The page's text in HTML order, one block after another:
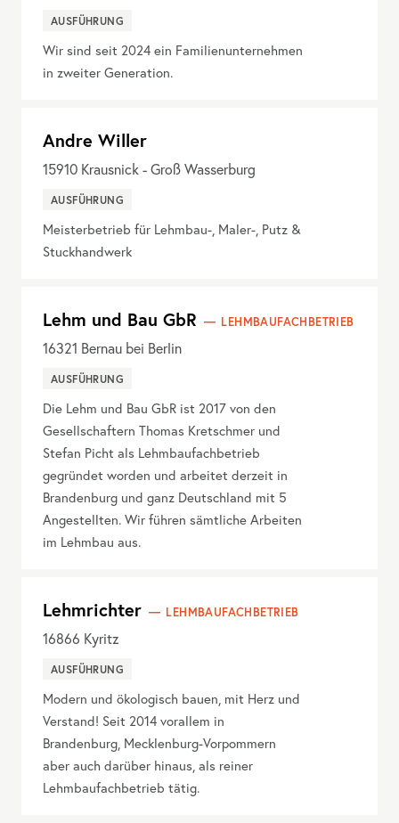
AUSFÜHRUNG
Wir sind seit 2024 ein Familienunternehmen
in zweiter Generation.
Andre Willer
15910 Krausnick - Groß Wasserburg
AUSFÜHRUNG
Meisterbetrieb für Lehmbau-, Maler-, Putz &
Stuckhandwerk
Lehm und Bau GbR LEHMBAUFACHBETRIEB
16321 Bernau bei Berlin
AUSFÜHRUNG
Die Lehm und Bau GbR ist 2017 von den
Gesellschaftern Thomas Kretschmer und
Stefan Picht als Lehmbaufachbetrieb
gegründet worden und arbeitet derzeit in
Brandenburg und ganz Deutschland mit 5
Angestellten. Wir führen sämtliche Arbeiten
im Lehmbau aus.
Lehmrichter LEHMBAUFACHBETRIEB
16866 Kyritz
AUSFÜHRUNG
Modern und ökologisch bauen, mit Herz und
Verstand! Seit 2014 vorallem in
Brandenburg, Mecklenburg-Vorpommern
aber auch darüber hinaus, als reiner
Lehmbaufachbetrieb tätig.